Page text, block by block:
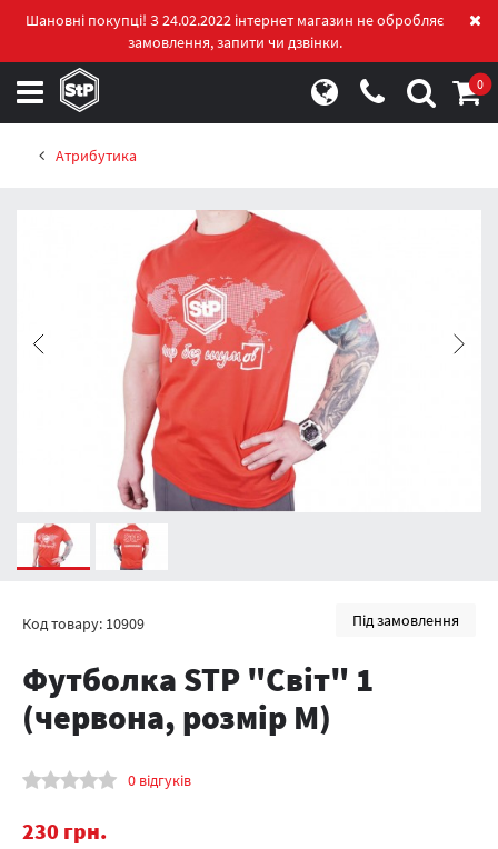
Шановні покупці! З 24.02.2022 інтернет магазин не обробляє
замовлення, запити чи дзвінки.
0
Атрибутика
Під замовлення
Код товару: 10909
Футболка STP "Світ" 1
(червона, розмір M)
0 відгуків
230 грн.